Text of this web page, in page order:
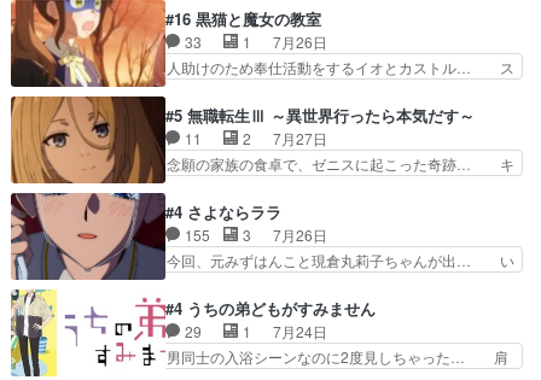
カノGirlfrien… 『アイドル伝説恋太郎ファミリ
ー』にて「ア… 安木路佐ウル子役で出演いたしま
したクォリ…
美咲さんと言えば幼女！アイマスの市原… 遼河は
目的の為には人命も軽視するタイプの… 4つのス
キルが揃う。広い墓を捜索中、遼河… 村正はそん
なおどろおどろしいエピソードあ… 気持ちよくし
レベのアニメ制作を日本に奪… 予言で正体がバレ
る、もう騙し討ちは出来な… 村正の墓、アニメで
見ると一杯で怖いな。ア…
#16 黒猫と魔女の教室
33 1
7月26日
人助けのため奉仕活動をするイオとカストル… ス
とカストルの共通点は、魔法の制御が出… 椋鳥の
大群て…住民から迷惑がられてない？… キングコ
ングor進撃の巨人牡羊座のアルデ… スピカ・イ
オ・カストルという組み合わせ。… 有り余るパワ
みかたが雑になってきてるな… イキりカストルは
怖がりやったかあスピカな… 鏡の世界への突入と
新たな依頼サブタイトル…
#5 無職転生Ⅲ ～異世界行ったら本気だす～
11 2
7月27日
念願の家族の食卓で、ゼニスに起こった奇跡… キ
ナリーゼの悪魔の囁きwクリフとエリナ… 悪魔の
囁きやめてくださいwおい、1番重要… ゼニスも
感情が出てきてて良い方向に進んで… 第５話を
ABEMAで視聴しました。視聴に… クリフとエリ
相変わらずで草ルディ君釣り… ルーデウスにシル
フィエットとロキシーとの… 離れ離れになったり
別れがあったり絶望の大…
#4 さよならララ
155 3
7月26日
今回、元みずはんこと現倉丸莉子ちゃんが出… い
様とは...本当の愛とは...なんぞ… テンポの良いボ
ケとツッコミで笑わせつつ、… この作品、ストー
リーにも登場人物にも全く… 家で机に向かってる
時の貧乏ゆすりとか、ラ… お姉ちゃんと話せ
#4 うちの弟どもがすみません
29 1
7月24日
男同士の入浴シーンなのに2度見しちゃった… 肩